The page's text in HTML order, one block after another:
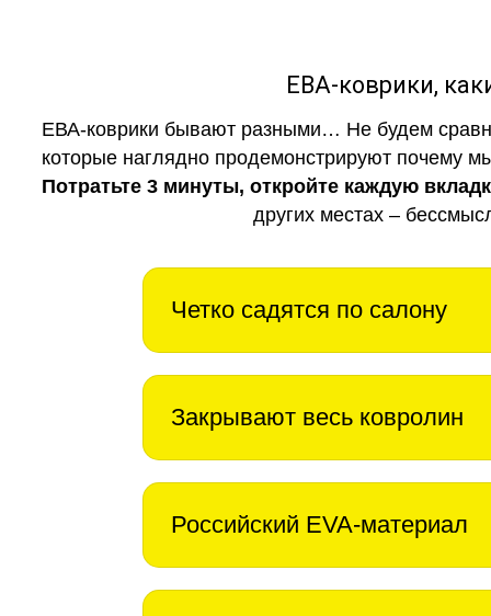
ЕВА-коврики,
ЕВА-коврики бывают разными… Не будем
которые наглядно продемонстрируют почему
Потратьте 3 минуты, откройте каждую
других местах –
Четко садятся по салону
Закрывают весь ковролин
Российский EVA-материал